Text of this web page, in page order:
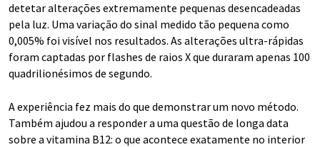
detetar alterações extremamente pequenas desencadeadas
pela luz. Uma variação do sinal medido tão pequena como
0,005% foi visível nos resultados. As alterações ultra-rápidas
foram captadas por flashes de raios X que duraram apenas 100
quadrilionésimos de segundo.
A experiência fez mais do que demonstrar um novo método.
Também ajudou a responder a uma questão de longa data
sobre a vitamina B12: o que acontece exatamente no interior